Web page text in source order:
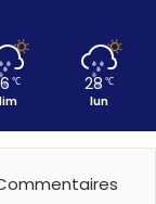
℃ 28 ℃
lun